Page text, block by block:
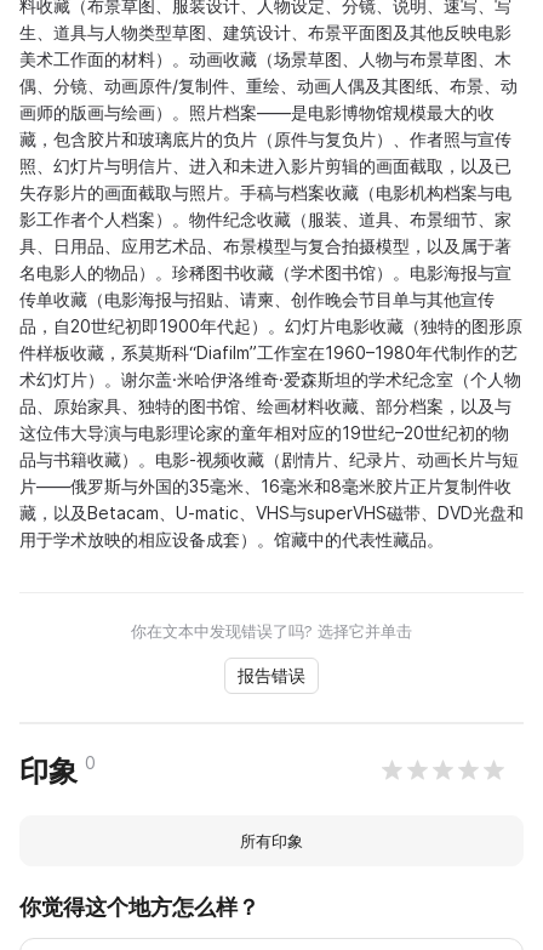
料收藏（布景草图、服装设计、人物设定、分镜、说明、速写、写
生、道具与人物类型草图、建筑设计、布景平面图及其他反映电影
美术工作面的材料）。动画收藏（场景草图、人物与布景草图、木
偶、分镜、动画原件/复制件、重绘、动画人偶及其图纸、布景、动
画师的版画与绘画）。照片档案——是电影博物馆规模最大的收
藏，包含胶片和玻璃底片的负片（原件与复负片）、作者照与宣传
照、幻灯片与明信片、进入和未进入影片剪辑的画面截取，以及已
失存影片的画面截取与照片。手稿与档案收藏（电影机构档案与电
影工作者个人档案）。物件纪念收藏（服装、道具、布景细节、家
具、日用品、应用艺术品、布景模型与复合拍摄模型，以及属于著
名电影人的物品）。珍稀图书收藏（学术图书馆）。电影海报与宣
传单收藏（电影海报与招贴、请柬、创作晚会节目单与其他宣传
品，自20世纪初即1900年代起）。幻灯片电影收藏（独特的图形原
件样板收藏，系莫斯科“Diafilm”工作室在1960–1980年代制作的艺
术幻灯片）。谢尔盖·米哈伊洛维奇·爱森斯坦的学术纪念室（个人物
品、原始家具、独特的图书馆、绘画材料收藏、部分档案，以及与
这位伟大导演与电影理论家的童年相对应的19世纪–20世纪初的物
品与书籍收藏）。电影-视频收藏（剧情片、纪录片、动画长片与短
片——俄罗斯与外国的35毫米、16毫米和8毫米胶片正片复制件收
藏，以及Betacam、U-matic、VHS与superVHS磁带、DVD光盘和
用于学术放映的相应设备成套）。馆藏中的代表性藏品。
你在文本中发现错误了吗? 选择它并单击
报告错误
印象 0
所有印象
你觉得这个地方怎么样？